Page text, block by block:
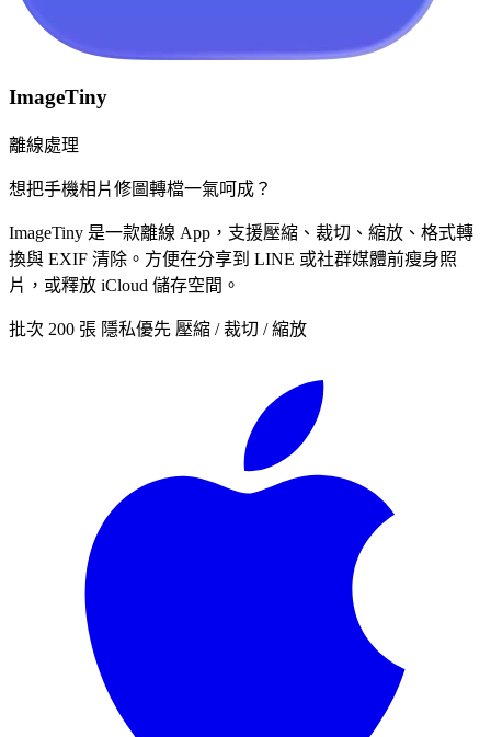
ImageTiny
離線處理
想把手機相片修圖轉檔一氣呵成？
ImageTiny 是一款離線 App，支援壓縮、裁切、縮放、格式轉
換與 EXIF 清除。方便在分享到 LINE 或社群媒體前瘦身照
片，或釋放 iCloud 儲存空間。
批次 200 張 隱私優先 壓縮 / 裁切 / 縮放